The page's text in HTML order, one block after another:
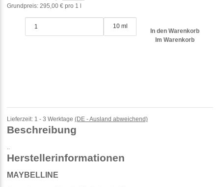
Grundpreis: 295,00 € pro 1 l
10 ml
In den Warenkorb
Im Warenkorb
Lieferzeit: 1 - 3 Werktage (DE - Ausland abweichend)
Beschreibung
Herstellerinformationen
MAYBELLINE